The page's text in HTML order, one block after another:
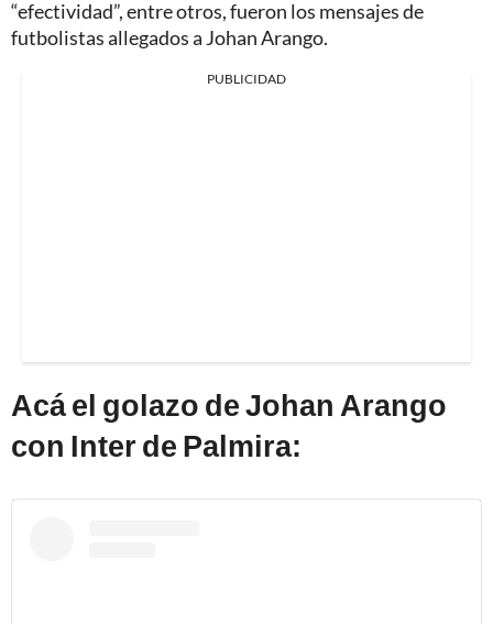
“efectividad”, entre otros, fueron los mensajes de
futbolistas allegados a Johan Arango.
PUBLICIDAD
Acá el golazo de Johan Arango
con Inter de Palmira: